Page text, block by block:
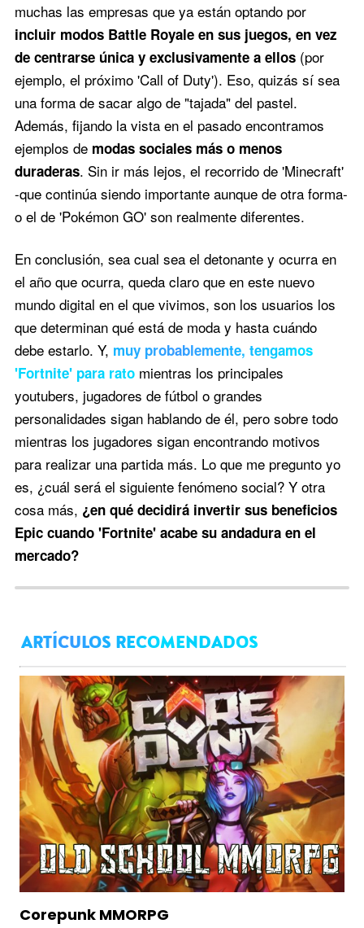
muchas las empresas que ya están optando por
incluir modos Battle Royale en sus juegos, en vez
de centrarse única y exclusivamente a ellos(por
ejemplo, el próximo 'Call of Duty'). Eso, quizás sí sea
una forma de sacar algo de "tajada" del pastel.
Además, fijando la vista en el pasado encontramos
ejemplos de modas sociales más o menos
duraderas. Sin ir más lejos, el recorrido de 'Minecraft'
-que continúa siendo importante aunque de otra forma-
o el de 'Pokémon GO' son realmente diferentes.
En conclusión, sea cual sea el detonante y ocurra en
el año que ocurra, queda claro que en este nuevo
mundo digital en el que vivimos, son los usuarios los
que determinan qué está de moda y hasta cuándo
debe estarlo. Y, muy probablemente, tengamos
'Fortnite' para ratomientras los principales
youtubers, jugadores de fútbol o grandes
personalidades sigan hablando de él, pero sobre todo
mientras los jugadores sigan encontrando motivos
para realizar una partida más. Lo que me pregunto yo
es, ¿cuál será el siguiente fenómeno social? Y otra
cosa más, ¿en qué decidirá invertir sus beneficios
Epic cuando 'Fortnite' acabe su andadura en el
mercado?
ARTÍCULOS RECOMENDADOS
Corepunk MMORPG